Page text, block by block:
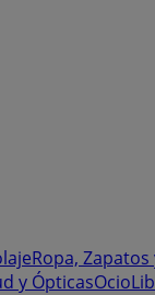
Ropa,
y ÓpticasOcio